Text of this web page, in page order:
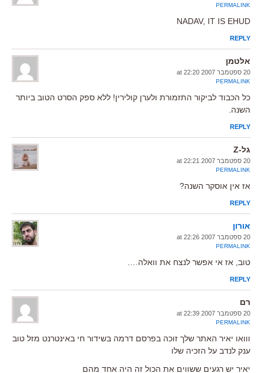
PERMALINK
NADAV, IT IS EHUD
REPLY
אלטמן
20 ספטמבר 2007 at 22:20
PERMALINK
כל הכבוד לביקור התזמורת ולערן קולירין! ללא ספק הסרט הטוב ביותר
השנה.
REPLY
גל-Z
20 ספטמבר 2007 at 22:21
PERMALINK
אז אין אוסקר השנה?
REPLY
אורון
20 ספטמבר 2007 at 22:26
PERMALINK
טוב, אז אי אפשר לנצח את וואלה….
REPLY
רם
20 ספטמבר 2007 at 22:39
PERMALINK
ווואו יאיר האתר שלך זוכה בפרסם דרמה בשידור חי באינטרנט מזל טוב
ענק לנדב על הזכיה שלו
יאיר יש רגעים ששווים את הכול זה היה אחד מהם